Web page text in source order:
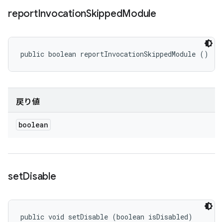
reportInvocationSkippedModule
public boolean reportInvocationSkippedModule ()
戻り値
boolean
setDisable
public void setDisable (boolean isDisabled)